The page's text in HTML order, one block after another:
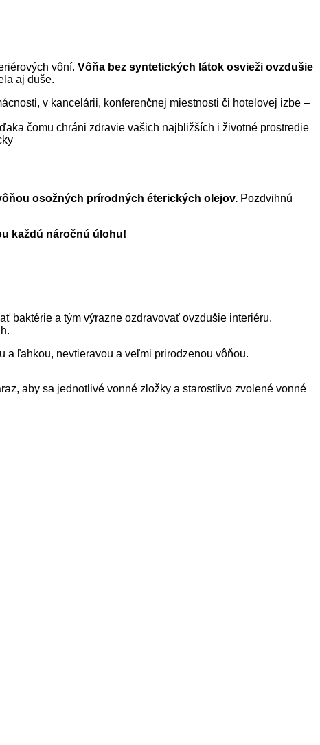
vôní. Vôňa bez syntetických látok osvieži ovzdušie
aj duše.
v kancelárii, konferenčnej miestnosti či hotelovej izbe –
čomu chráni zdravie vašich najbližších i životné prostredie
osožných prírodných éterických olejov. Pozdvihnú
každú náročnú úlohu!
baktérie a tým výrazne ozdravovať ovzdušie interiéru.
a ľahkou, nevtieravou a veľmi prirodzenou vôňou.
aby sa jednotlivé vonné zložky a starostlivo zvolené vonné